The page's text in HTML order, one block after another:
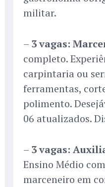
militar.
– 3 vagas:
completo.
carpintaria ou
ferramentas,
polimento.
06 atualizados.
– 3 vagas:
Ensino Médio
marceneiro em